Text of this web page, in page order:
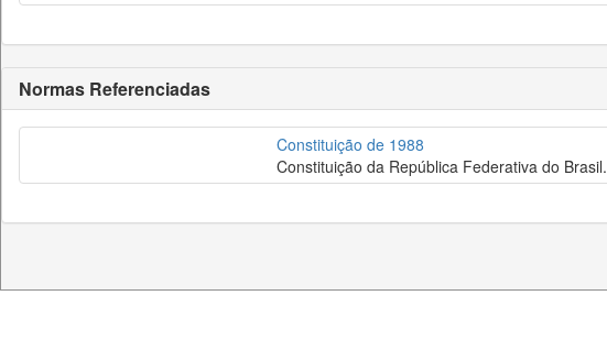
Normas Referenciadas
Constituição de 1988
Constituição da República Federativa do Brasil.